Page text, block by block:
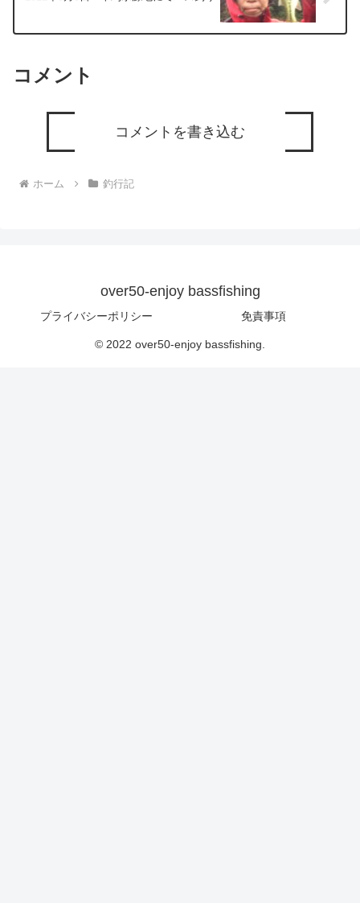
コメント
コメントを書き込む
ホーム 釣行記
over50-enjoy bassfishing
プライバシーポリシー 免責事項
© 2022 over50-enjoy bassfishing.